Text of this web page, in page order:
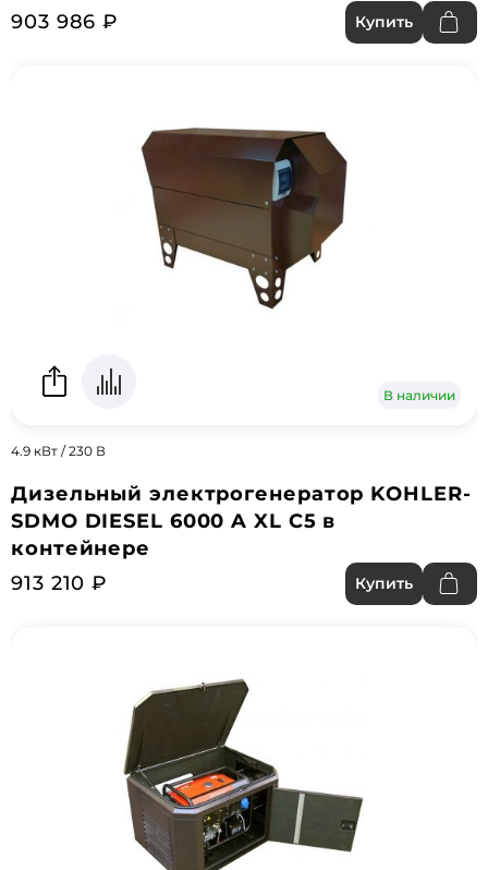
903 986 ₽
Купить
В наличии
4.9 кВт / 230 В
Дизельный электрогенератор KOHLER-
SDMO DIESEL 6000 A XL С5 в
контейнере
913 210 ₽
Купить